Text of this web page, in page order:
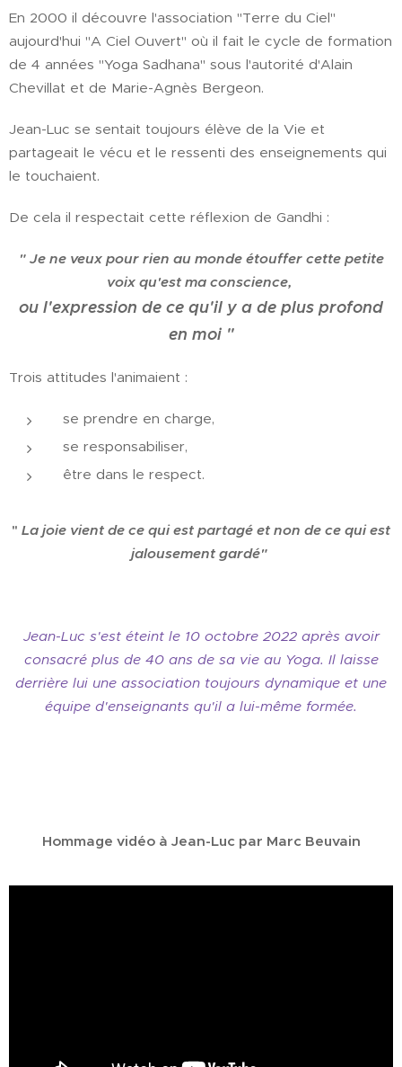
En 2000 il découvre l'association "Terre du Ciel"
aujourd'hui "A Ciel Ouvert" où il fait le cycle de formation
de 4 années "Yoga Sadhana" sous l'autorité d'Alain
Chevillat et de Marie-Agnès Bergeon.
Jean-Luc se sentait toujours élève de la Vie et
partageait le vécu et le ressenti des enseignements qui
le touchaient.
De cela il respectait cette réflexion de Gandhi :
" Je ne veux pour rien au monde étouffer cette petite
voix qu'est ma conscience,
ou l'expression de ce qu'il y a de plus profond
en moi "
Trois attitudes l'animaient :
se prendre en charge,
se responsabiliser,
être dans le respect.
" La joie vient de ce qui est partagé et non de ce qui est
jalousement gardé"
Jean-Luc s'est éteint le 10 octobre 2022 après avoir
consacré plus de 40 ans de sa vie au Yoga. Il laisse
derrière lui une association toujours dynamique et une
équipe d'enseignants qu'il a lui-même formée.
Hommage vidéo à Jean-Luc par Marc Beuvain